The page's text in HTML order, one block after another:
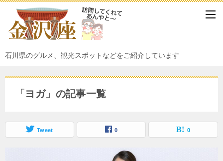
石川県のグルメ、観光スポットなどをご紹介しています
「ヨガ」の記事一覧
Tweet 0 0